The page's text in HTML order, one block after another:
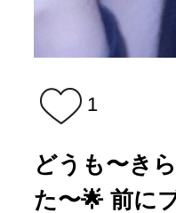
1
どうも〜き
た〜🌟 前に